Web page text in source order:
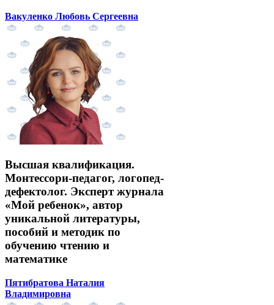
Вакуленко Любовь Сергеевна
Высшая квалификация.
Монтессори-педагог, логопед-
дефектолог. Эксперт журнала
«Мой ребенок», автор
уникальной литературы,
пособий и методик по
обучению чтению и
математике
Пятибратова Наталия
Владимировна